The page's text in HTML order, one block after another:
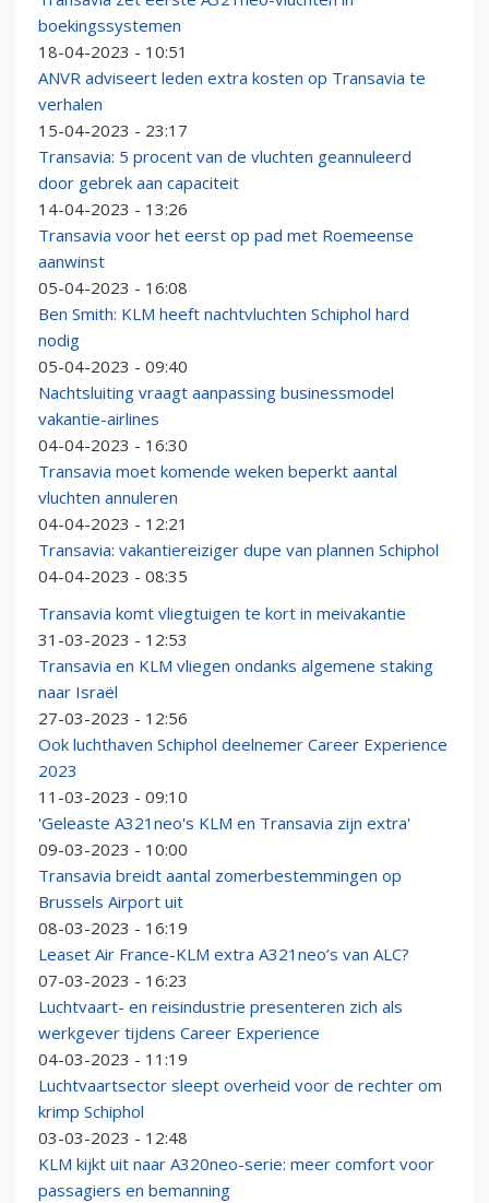
boekingssystemen
18-04-2023 - 10:51
ANVR adviseert leden extra kosten op Transavia te
verhalen
15-04-2023 - 23:17
Transavia: 5 procent van de vluchten geannuleerd
door gebrek aan capaciteit
14-04-2023 - 13:26
Transavia voor het eerst op pad met Roemeense
aanwinst
05-04-2023 - 16:08
Ben Smith: KLM heeft nachtvluchten Schiphol hard
nodig
05-04-2023 - 09:40
Nachtsluiting vraagt aanpassing businessmodel
vakantie-airlines
04-04-2023 - 16:30
Transavia moet komende weken beperkt aantal
vluchten annuleren
04-04-2023 - 12:21
Transavia: vakantiereiziger dupe van plannen Schiphol
04-04-2023 - 08:35
Transavia komt vliegtuigen te kort in meivakantie
31-03-2023 - 12:53
Transavia en KLM vliegen ondanks algemene staking
naar Israël
27-03-2023 - 12:56
Ook luchthaven Schiphol deelnemer Career Experience
2023
11-03-2023 - 09:10
'Geleaste A321neo's KLM en Transavia zijn extra'
09-03-2023 - 10:00
Transavia breidt aantal zomerbestemmingen op
Brussels Airport uit
08-03-2023 - 16:19
Leaset Air France-KLM extra A321neo’s van ALC?
07-03-2023 - 16:23
Luchtvaart- en reisindustrie presenteren zich als
werkgever tijdens Career Experience
04-03-2023 - 11:19
Luchtvaartsector sleept overheid voor de rechter om
krimp Schiphol
03-03-2023 - 12:48
KLM kijkt uit naar A320neo-serie: meer comfort voor
passagiers en bemanning